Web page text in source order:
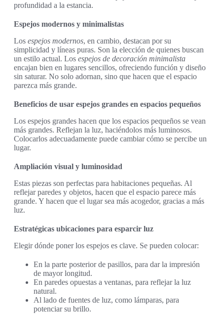
profundidad a la estancia.
Espejos modernos y minimalistas
Los espejos modernos, en cambio, destacan por su
simplicidad y líneas puras. Son la elección de quienes buscan
un estilo actual. Los espejos de decoración minimalista
encajan bien en lugares sencillos, ofreciendo función y diseño
sin saturar. No solo adornan, sino que hacen que el espacio
parezca más grande.
Beneficios de usar espejos grandes en espacios pequeños
Los espejos grandes hacen que los espacios pequeños se vean
más grandes. Reflejan la luz, haciéndolos más luminosos.
Colocarlos adecuadamente puede cambiar cómo se percibe un
lugar.
Ampliación visual y luminosidad
Estas piezas son perfectas para habitaciones pequeñas. Al
reflejar paredes y objetos, hacen que el espacio parece más
grande. Y hacen que el lugar sea más acogedor, gracias a más
luz.
Estratégicas ubicaciones para esparcir luz
Elegir dónde poner los espejos es clave. Se pueden colocar:
En la parte posterior de pasillos, para dar la impresión
de mayor longitud.
En paredes opuestas a ventanas, para reflejar la luz
natural.
Al lado de fuentes de luz, como lámparas, para
potenciar su brillo.